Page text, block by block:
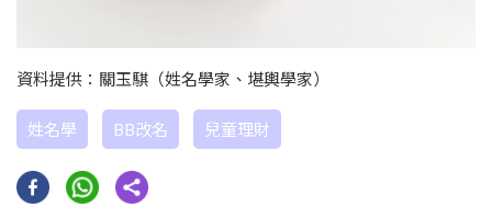
資料提供：關玉騏（姓名學家、堪輿學家）
姓名學 BB改名 兒童理財